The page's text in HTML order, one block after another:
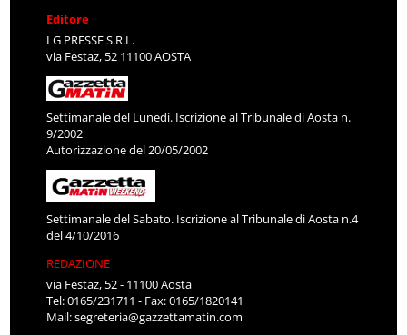
Editore
LG PRESSE S.R.L.
via Festaz, 52 11100 AOSTA
Settimanale del Lunedì. Iscrizione al Tribunale di Aosta n.
9/2002
Autorizzazione del 20/05/2002
Settimanale del Sabato. Iscrizione al Tribunale di Aosta n.4
del 4/10/2016
REDAZIONE
via Festaz, 52 - 11100 Aosta
Tel: 0165/231711 - Fax: 0165/1820141
Mail:segreteria@gazzettamatin.com